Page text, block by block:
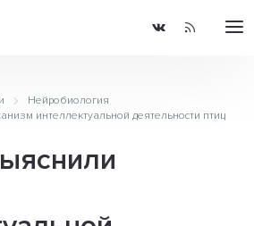
Нейробиология
интеллектуальной деятельности птиц